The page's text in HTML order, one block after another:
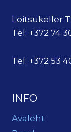
Loitsukeller
Tel: +372 74
Tel: +372 53
INFO
Avaleht